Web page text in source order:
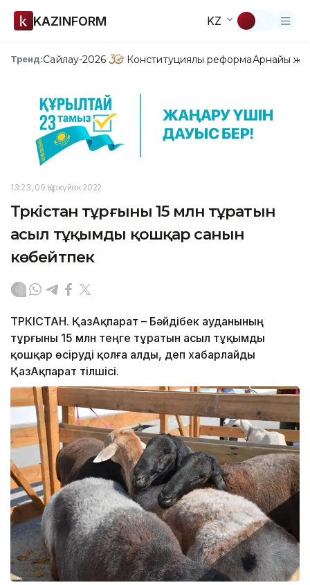
KAZINFORM KZ
Тренд:Сайлау-2026 Конституциялық реформаАрнайы
13:23, 09 Қыркүйек 2022
Түркістан тұрғыны 15 млн тұратын
асыл тұқымды қошқар санын
көбейтпек
ТҮРКІСТАН. ҚазАқпарат – Бәйдібек ауданының
тұрғыны 15 млн теңге тұратын асыл тұқымды
қошқар өсіруді қолға алды, деп хабарлайды
ҚазАқпарат тілшісі.